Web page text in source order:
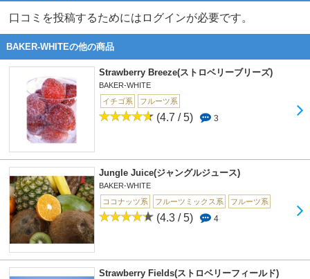
口コミを投稿するためにはログインが必要です。
BAKER-WHITEの他の商品
Strawberry Breeze(ストロベリーブリーズ)
BAKER-WHITE
イチゴ系
フルーツ系
(4.7 / 5) 3
Jungle Juice(ジャングルジュース)
BAKER-WHITE
ココナッツ系
フルーツミックス系 フルーツ系
(4.3 / 5) 4
Strawberry Fields(ストロベリーフィールド)